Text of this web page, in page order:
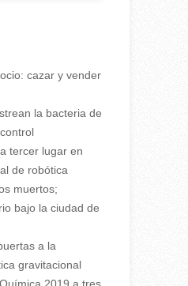
cazar y vender
la bacteria de
tercer lugar en
de robótica
muertos;
bajo la ciudad de
a la
gravitacional